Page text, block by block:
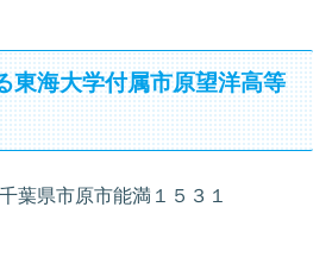
東海大学付属市原望洋高等
葉県市原市能満１５３１